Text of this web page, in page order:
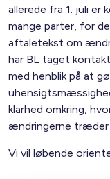
allerede fra 1. juli er
mange parter, for
aftaletekst om
har BL taget
med henblik på at
klarhed omkring,
ændringerne træder
Vi vil løbende